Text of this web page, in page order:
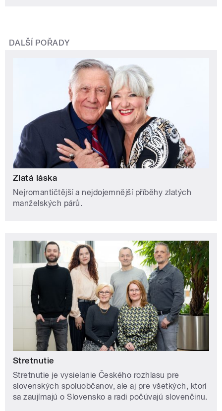
DALŠÍ POŘADY
Zlatá láska
Nejromantičtější a nejdojemnější příběhy zlatých
manželských párů.
Stretnutie
Stretnutie je vysielanie Českého rozhlasu pre
slovenských spoluobčanov, ale aj pre všetkých, ktorí
sa zaujímajú o Slovensko a radi počúvajú slovenčinu.